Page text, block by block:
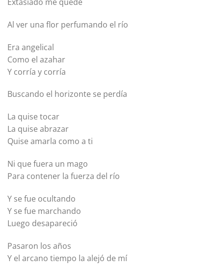
Al ver una flor perfumando el río
Era angelical
Como el azahar
Y corría y corría
Buscando el horizonte se perdía
La quise tocar
La quise abrazar
Quise amarla como a ti
Ni que fuera un mago
Para contener la fuerza del río
Y se fue ocultando
Y se fue marchando
Luego desapareció
Pasaron los años
Y el arcano tiempo la alejó de mí